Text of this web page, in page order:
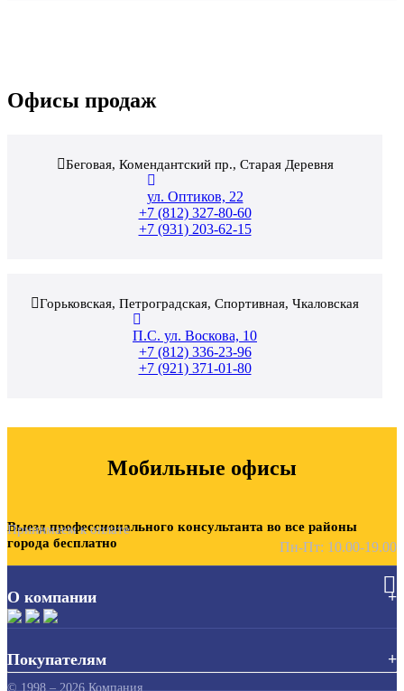
Офисы продаж
Беговая, Комендантский пр., Старая Деревня
ул. Оптиков, 22
+7 (812) 327-80-60
+7 (931) 203-62-15
Горьковская, Петроградская, Спортивная, Чкаловская
П.С. ул. Воскова, 10
+7 (812) 336-23-96
+7 (921) 371-01-80
Мобильные офисы
Выезд профессионального консультанта во все районы
города бесплатно
О компании
Покупателям
Принимаем к оплате
Пн-Пт: 10.00-19.00
© 1998 – 2026 Компания